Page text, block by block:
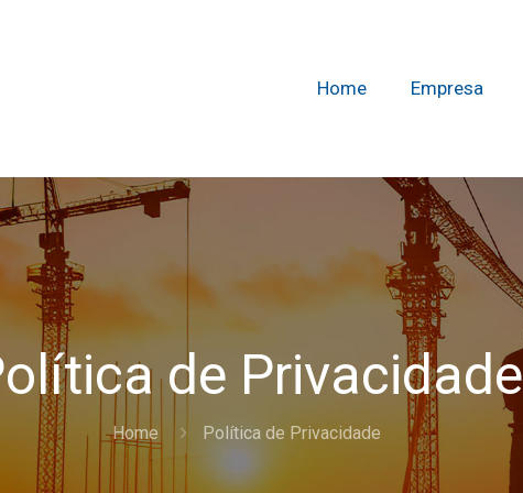
Home Empresa
de Privacidade
Home Política de Privacidade